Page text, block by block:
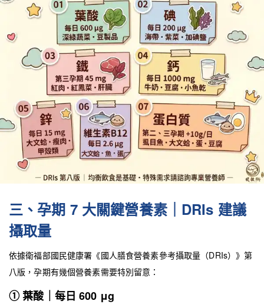
三、孕期 7 大關鍵營養素｜DRIs 建議
攝取量
依據衛福部國民健康署《國人膳食營養素參考攝取量（DRIs）》第
八版，孕期有幾個營養素需要特別留意：
① 葉酸｜每日 600 μg